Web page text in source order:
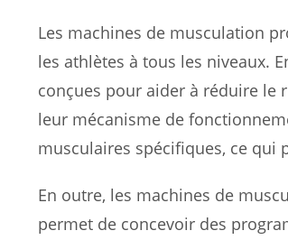
Les machines de musculation
les athlètes à tous les niveaux.
conçues pour aider à réduire le
leur mécanisme de
musculaires spécifiques, ce qui
En outre, les machines de
permet de concevoir des